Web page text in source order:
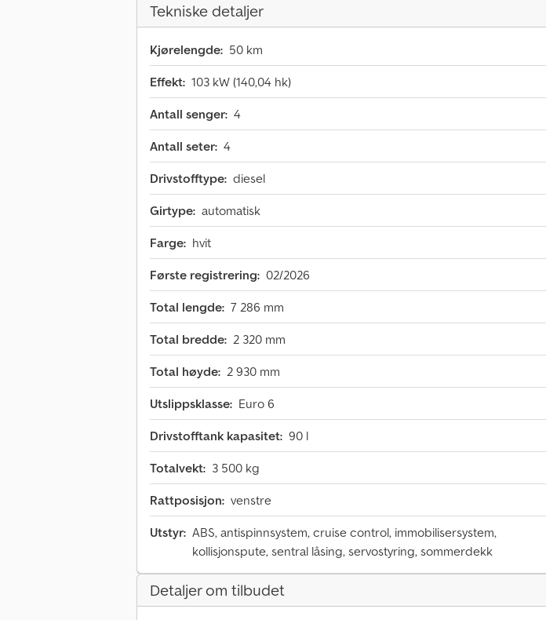
Tekniske detaljer
Kjørelengde: 50 km
Effekt: 103 kW (140,04 hk)
Antall senger: 4
Antall seter: 4
Drivstofftype: diesel
Girtype: automatisk
Farge: hvit
Første registrering: 02/2026
Total lengde: 7 286 mm
Total bredde: 2 320 mm
Total høyde: 2 930 mm
Utslippsklasse: Euro 6
Drivstofftank kapasitet: 90 l
Totalvekt: 3 500 kg
Rattposisjon: venstre
Utstyr: ABS, antispinnsystem, cruise control, immobilisersystem,
kollisjonspute, sentral låsing, servostyring, sommerdekk
Detaljer om tilbudet